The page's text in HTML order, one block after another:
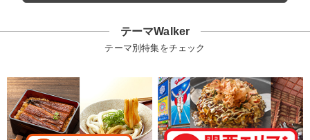
テーマWalker
テーマ別特集をチェック